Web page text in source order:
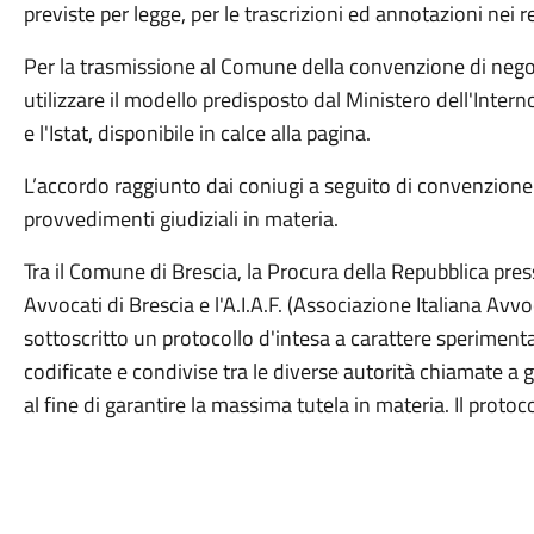
previste per legge, per le trascrizioni ed annotazioni nei
Per la trasmissione al Comune della convenzione di
utilizzare il modello predisposto dal Ministero
e l'Istat, disponibile in calce alla pagina.
L’accordo raggiunto dai coniugi a seguito di
provvedimenti giudiziali in materia.
Tra il Comune di Brescia, la Procura della Repubblica
Avvocati di Brescia e l'A.I.A.F. (Associazione Italiana
sottoscritto un protocollo d'intesa a carattere
codificate e condivise tra le diverse autorità chiamate a
al fine di garantire la massima tutela in materia. Il